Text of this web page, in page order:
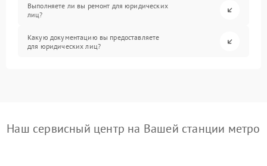
Выполняете ли вы ремонт для юридических
лиц?
Какую документацию вы предоставляете
для юридических лиц?
Наш сервисный центр на Вашей станции метро